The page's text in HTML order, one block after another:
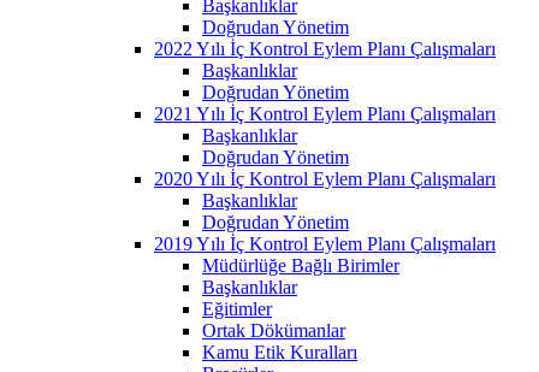
Başkanlıklar
Doğrudan Yönetim
2022 Yılı İç Kontrol Eylem Planı Çalışmaları
Başkanlıklar
Doğrudan Yönetim
2021 Yılı İç Kontrol Eylem Planı Çalışmaları
Başkanlıklar
Doğrudan Yönetim
2020 Yılı İç Kontrol Eylem Planı Çalışmaları
Başkanlıklar
Doğrudan Yönetim
2019 Yılı İç Kontrol Eylem Planı Çalışmaları
Müdürlüğe Bağlı Birimler
Başkanlıklar
Eğitimler
Ortak Dökümanlar
Kamu Etik Kuralları